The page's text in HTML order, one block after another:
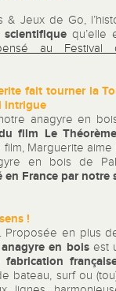
& Jeux de Go,
scientifique qu’elle
au Festival
fait tourner la
intrigue
anagyre en
film Le
film, Marguerite
en bois de
en France par notre
!
Proposée en plus
en boisest
bateau, surf ou